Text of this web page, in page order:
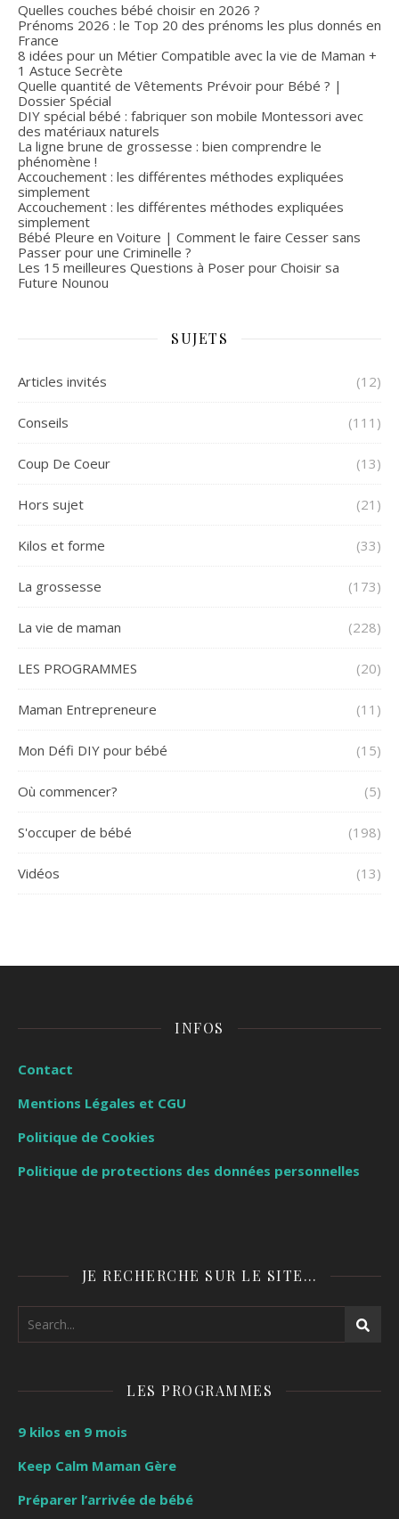
Quelles couches bébé choisir en 2026 ?
Prénoms 2026 : le Top 20 des prénoms les plus donnés en
France
8 idées pour un Métier Compatible avec la vie de Maman +
1 Astuce Secrète
Quelle quantité de Vêtements Prévoir pour Bébé ? |
Dossier Spécial
DIY spécial bébé : fabriquer son mobile Montessori avec
des matériaux naturels
La ligne brune de grossesse : bien comprendre le
phénomène !
Accouchement : les différentes méthodes expliquées
simplement
Accouchement : les différentes méthodes expliquées
simplement
Bébé Pleure en Voiture | Comment le faire Cesser sans
Passer pour une Criminelle ?
Les 15 meilleures Questions à Poser pour Choisir sa
Future Nounou
SUJETS
Articles invités (12)
Conseils (111)
Coup De Coeur (13)
Hors sujet (21)
Kilos et forme (33)
La grossesse (173)
La vie de maman (228)
LES PROGRAMMES (20)
Maman Entrepreneure (11)
Mon Défi DIY pour bébé (15)
Où commencer? (5)
S'occuper de bébé (198)
Vidéos (13)
INFOS
Contact
Mentions Légales et CGU
Politique de Cookies
Politique de protections des données personnelles
JE RECHERCHE SUR LE SITE…
LES PROGRAMMES
9 kilos en 9 mois
Keep Calm Maman Gère
Préparer l’arrivée de bébé